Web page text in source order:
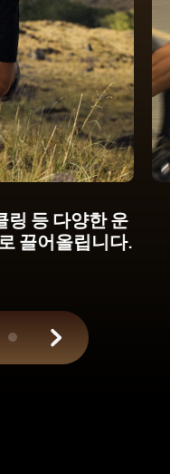
운 사이클링 파
로 훈련의 차원